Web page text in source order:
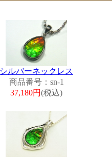
シルバーネックレス
商品番号：sn-1
37,180円(税込)